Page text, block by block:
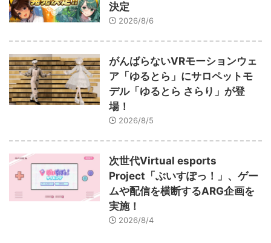
決定
2026/8/6
がんばらないVRモーションウェ
ア「ゆるとら」にサロペットモ
デル「ゆるとら さらり」が登
場！
2026/8/5
次世代Virtual esports
Project「ぶいすぽっ！」、ゲー
ムや配信を横断するARG企画を
実施！
2026/8/4